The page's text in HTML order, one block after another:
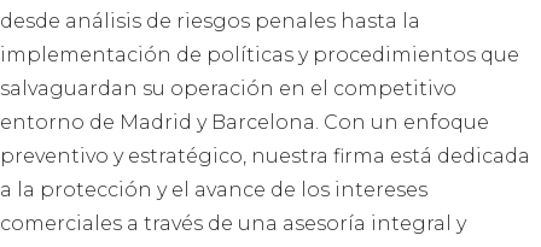
desde análisis de riesgos penales hasta la
implementación de políticas y procedimientos que
salvaguardan su operación en el competitivo
entorno de Madrid y Barcelona. Con un enfoque
preventivo y estratégico, nuestra firma está dedicada
a la protección y el avance de los intereses
comerciales a través de una asesoría integral y